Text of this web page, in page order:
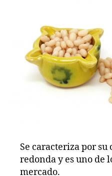
Se caracteriza por
redonda y es uno de
mercado.